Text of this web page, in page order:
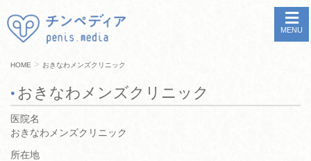
MENU
HOME > おきなわメンズクリニック
おきなわメンズクリニック
医院名
おきなわメンズクリニック
所在地